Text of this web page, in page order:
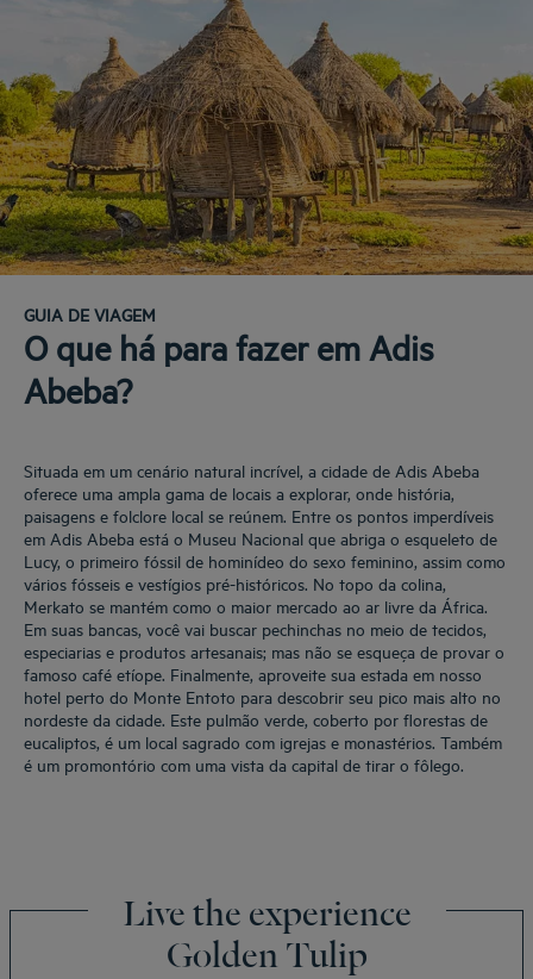
GUIA DE VIAGEM
O que há para fazer em Adis
Abeba?
Situada em um cenário natural incrível, a cidade de Adis Abeba
oferece uma ampla gama de locais a explorar, onde história,
paisagens e folclore local se reúnem. Entre os pontos imperdíveis
em Adis Abeba está o Museu Nacional que abriga o esqueleto de
Lucy, o primeiro fóssil de hominídeo do sexo feminino, assim como
vários fósseis e vestígios pré-históricos. No topo da colina,
Merkato se mantém como o maior mercado ao ar livre da África.
Em suas bancas, você vai buscar pechinchas no meio de tecidos,
especiarias e produtos artesanais; mas não se esqueça de provar o
famoso café etíope. Finalmente, aproveite sua estada em nosso
hotel perto do Monte Entoto para descobrir seu pico mais alto no
nordeste da cidade. Este pulmão verde, coberto por florestas de
eucaliptos, é um local sagrado com igrejas e monastérios. Também
é um promontório com uma vista da capital de tirar o fôlego.
Live the experience
Golden Tulip